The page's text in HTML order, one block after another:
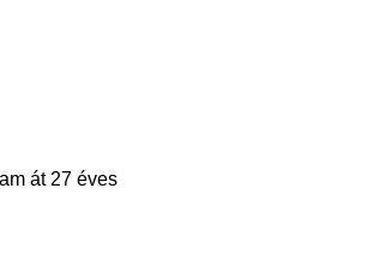
át 27 éves